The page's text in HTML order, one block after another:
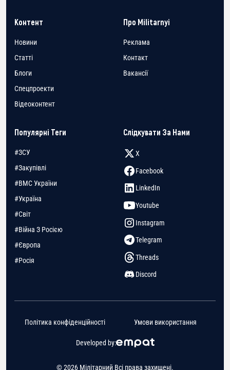
Контент
Новини
Статті
Блоги
Спецпроекти
Відеоконтент
Про Militarnyi
Реклама
Контакт
Вакансії
Популярні Теги
#ЗСУ
#Закупівлі
#ВМС України
#Україна
#Світ
#Війна З Росією
#Європа
#Росія
Слідкувати За Нами
X
Facebook
LinkedIn
Youtube
Instagram
Telegram
Threads
Discord
© 2026 Мілітарний Всі права захищені.
Developed by:
Політика конфіденційності Умови використання